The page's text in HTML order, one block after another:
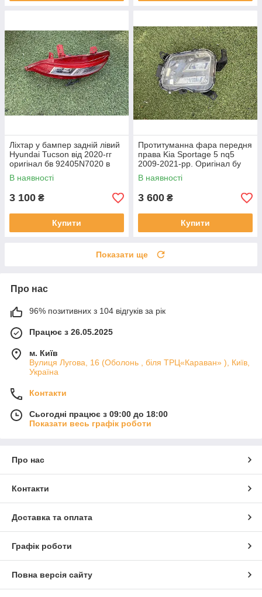
Ліхтар у бампер задній лівий
Hyundai Tucson від 2020-гг
оригінал бв 92405N7020 в
нормальному стані
В наявності
3 100 ₴
Купити
Протитуманна фара передня
права Kia Sportage 5 nq5
2009-2021-рр. Оригінал бу
92202R2000 проклеєна
тріщина скла в непомітному
місці
В наявності
3 600 ₴
Купити
Показати ще
Про нас
96% позитивних з 104 відгуків за рік
Працює з 26.05.2025
м. Київ
Вулиця Лугова, 16 (Оболонь , біля ТРЦ«Караван» ), Київ,
Україна
Контакти
Сьогодні працює з 09:00 до 18:00
Показати весь графік роботи
Про нас
Контакти
Доставка та оплата
Графік роботи
Повна версія сайту